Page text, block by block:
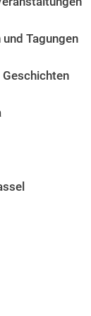
Tagungen